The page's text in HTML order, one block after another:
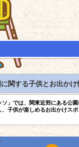
関する子供とお出かけ
」では、関東近郊にある公
子供が楽しめるお出かけス